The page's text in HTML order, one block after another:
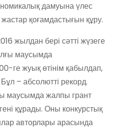
дамуына үлес
қоғамдастығын құру.
жылдан бері сәтті жүзеге
маусымда
ге жуық өтінім қабылдап,
– абсолютті рекорд.
маусымда жалпы грант
құрады. Оны конкурстық
авторлары арасында